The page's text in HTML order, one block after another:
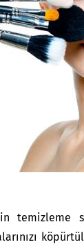
temizleme